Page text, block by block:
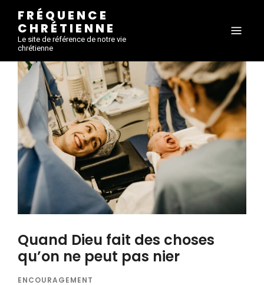
FRÉQUENCE
CHRÉTIENNE
Le site de référence de notre vie
chrétienne
Quand Dieu fait des choses
qu’on ne peut pas nier
ENCOURAGEMENT